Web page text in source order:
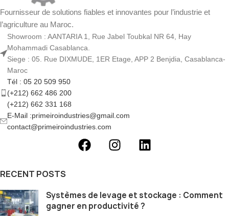
Fournisseur de solutions fiables et innovantes pour l’industrie et
l’agriculture au Maroc.
Showroom : AANTARIA 1, Rue Jabel Toubkal NR 64, Hay
Mohammadi Casablanca.
Siege : 05. Rue DIXMUDE, 1ER Etage, APP 2 Benjdia, Casablanca-
Maroc
Tél : 05 20 509 950
(+212) 662 486 200
(+212) 662 331 168
E-Mail :primeiroindustries@gmail.com
contact@primeiroindustries.com
RECENT POSTS
Systèmes de levage et stockage : Comment
gagner en productivité ?